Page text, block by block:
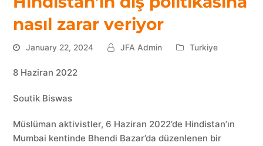
nasıl zarar veriyor
January 22, 2024 JFA Admin Turkiye
8 Haziran 2022
Soutik Biswas
Müslüman aktivistler, 6 Haziran 2022’de Hindistan’ın
Mumbai kentinde Bhendi Bazar’da düzenlenen bir